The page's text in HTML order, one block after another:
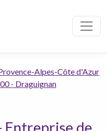
Alpes-Côte d'Azur
- Draguignan
Entreprise de